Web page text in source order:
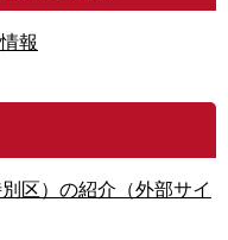
報
区）の紹介（外部サイ